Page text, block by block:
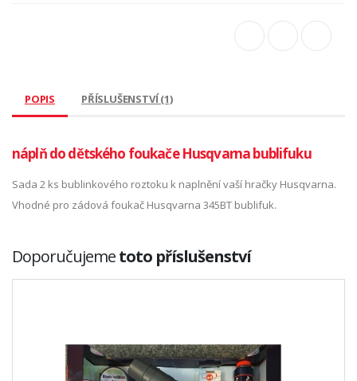
POPIS PŘÍSLUŠENSTVÍ (1)
náplň do dětského foukače Husqvarna bublifuku
Sada 2 ks bublinkového roztoku k naplnění vaší hračky Husqvarna.
Vhodné pro zádová foukač Husqvarna 345BT bublifuk.
Doporučujemetoto příslušenství